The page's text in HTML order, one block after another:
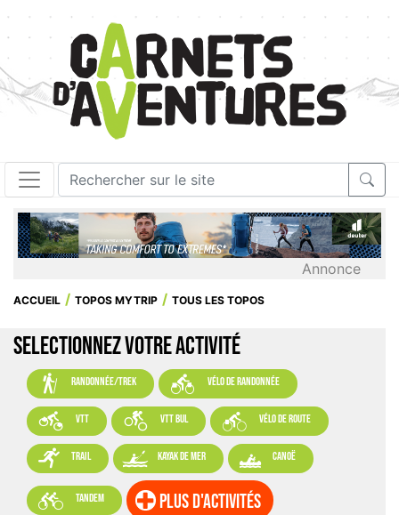
Annonce
ACCUEIL TOPOS MYTRIP TOUS LES TOPOS
SELECTIONNEZ VOTRE ACTIVITÉ
 randonnée/trek  vélo de randonnée
 VTT  VTT BUL  vélo de route
 trail  kayak de mer  canoë
 tandem plus d'activités